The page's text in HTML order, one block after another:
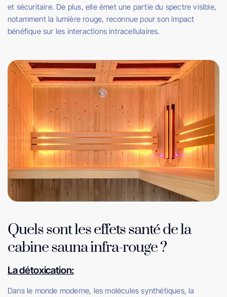
et sécuritaire. De plus, elle émet une partie du spectre visible,
notamment la lumière rouge, reconnue pour son impact
bénéfique sur les interactions intracellulaires.
Quels sont les effets santé de la
cabine sauna infra-rouge ?
La détoxication:
Dans le monde moderne, les molécules synthétiques, la